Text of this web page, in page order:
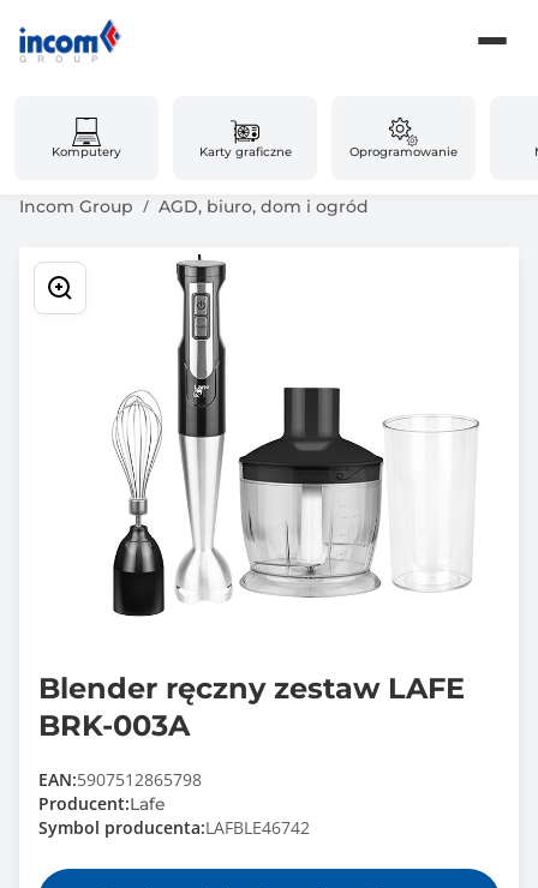
Komputery Karty graficzne Oprogramowanie
Incom Group AGD, biuro, dom i ogród
Blender ręczny zestaw LAFE
BRK-003A
EAN:5907512865798
Producent:Lafe
Symbol producenta:LAFBLE46742